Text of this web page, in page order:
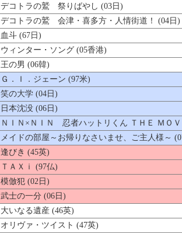
デコトラの鷲 祭りばやし (03日)
デコトラの鷲 会津・喜多方・人情街道！ (04日)
血斗 (67日)
ウィンター・ソング (05香港)
王の男 (06韓)
Ｇ．Ｉ．ジェーン (97米)
笑の大学 (04日)
日本沈没 (06日)
ＮＩＮ×ＮＩＮ 忍者ハットリくん ＴＨＥ ＭＯＶ
メイドの部屋～お帰りなさいませ、ご主人様～
逢びき (45英)
ＴＡＸｉ (97仏)
模倣犯 (02日)
武士の一分 (06日)
大いなる遺産 (46英)
オリヴァ・ツイスト (47英)